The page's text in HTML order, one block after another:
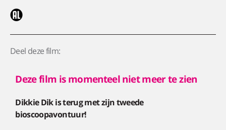
Deel deze film:
Deze film is momenteel niet meer te zien
Dikkie Dik is terug met zijn tweede
bioscoopavontuur!